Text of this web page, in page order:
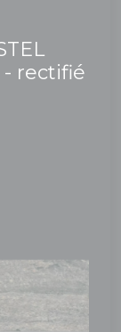
- rectifié